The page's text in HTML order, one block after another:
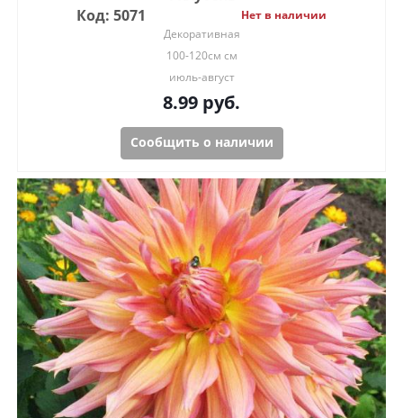
Код: 5071
Нет в наличии
Декоративная
100-120см см
июль-август
8.99 руб.
Сообщить о наличии